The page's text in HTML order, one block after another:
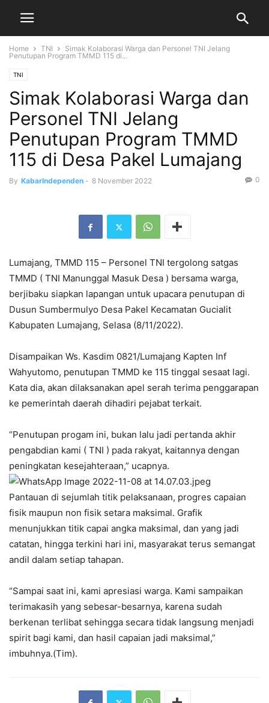
Home TNI
Simak Kolaborasi Warga dan Personel TNI Jelang
Penutupan Program TMMD 115 di...
TNI
Simak Kolaborasi Warga dan
Personel TNI Jelang
Penutupan Program TMMD
115 di Desa Pakel Lumajang
By KabarIndependen - 8 November 2022 0
Lumajang, TMMD 115 – Personel TNI tergolong satgas
TMMD ( TNI Manunggal Masuk Desa ) bersama warga,
berjibaku siapkan lapangan untuk upacara penutupan di
Dusun Sumbermulyo Desa Pakel Kecamatan Gucialit
Kabupaten Lumajang, Selasa (8/11/2022).
Disampaikan Ws. Kasdim 0821/Lumajang Kapten Inf
Wahyutomo, penutupan TMMD ke 115 tinggal sesaat lagi.
Kata dia, akan dilaksanakan apel serah terima penggarapan
ke pemerintah daerah dihadiri pejabat terkait.
“Penutupan progam ini, bukan lalu jadi pertanda akhir
pengabdian kami ( TNI ) pada rakyat, kaitannya dengan
peningkatan kesejahteraan,” ucapnya.
Pantauan di sejumlah titik pelaksanaan, progres capaian
fisik maupun non fisik setara maksimal. Grafik
menunjukkan titik capai angka maksimal, dan yang jadi
catatan, hingga terkini hari ini, masyarakat terus semangat
andil dalam setiap tahapan.
“Sampai saat ini, kami apresiasi warga. Kami sampaikan
terimakasih yang sebesar-besarnya, karena sudah
berkenan terlibat sehingga secara tidak langsung menjadi
spirit bagi kami, dan hasil capaian jadi maksimal,”
imbuhnya.(Tim).